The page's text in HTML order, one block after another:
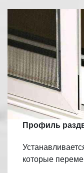
Профиль
которые